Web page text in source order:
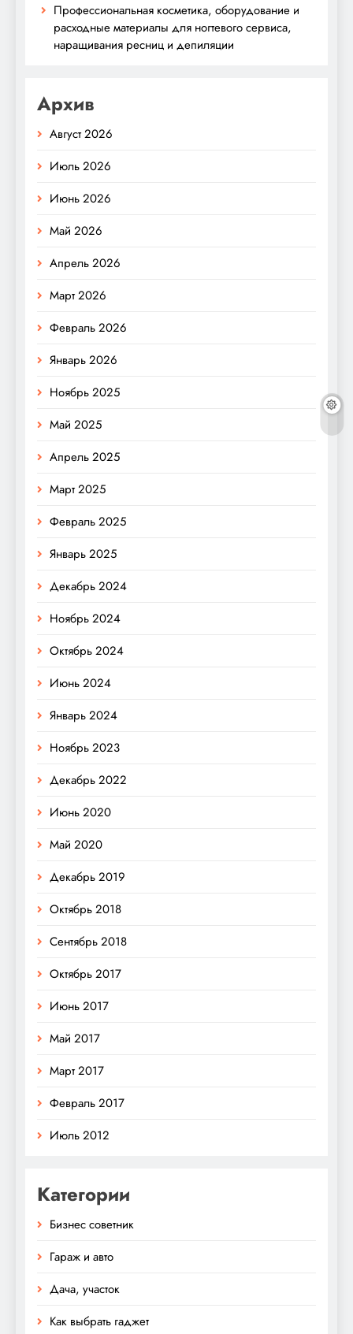
Профессиональная косметика, оборудование и
расходные материалы для ногтевого сервиса,
наращивания ресниц и депиляции
Архив
Август 2026
Июль 2026
Июнь 2026
Май 2026
Апрель 2026
Март 2026
Февраль 2026
Январь 2026
Ноябрь 2025
Май 2025
Апрель 2025
Март 2025
Февраль 2025
Январь 2025
Декабрь 2024
Ноябрь 2024
Октябрь 2024
Июнь 2024
Январь 2024
Ноябрь 2023
Декабрь 2022
Июнь 2020
Май 2020
Декабрь 2019
Октябрь 2018
Сентябрь 2018
Октябрь 2017
Июнь 2017
Май 2017
Март 2017
Февраль 2017
Июль 2012
Категории
Бизнес советник
Гараж и авто
Дача, участок
Как выбрать гаджет